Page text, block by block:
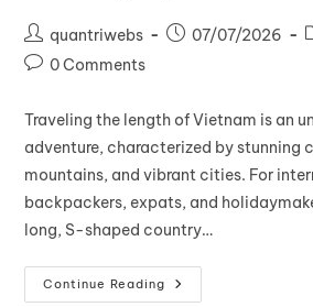
quantriwebs 07/07/2026
0 Comments
Traveling the length of Vietnam is an
adventure, characterized by stunning
mountains, and vibrant cities. For
backpackers, expats, and
long, S-shaped country…
Continue Reading